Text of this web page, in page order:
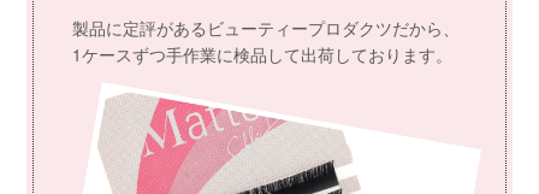
製品に定評があるビューティープロダクツだから、
1ケースずつ手作業に検品して出荷しております。